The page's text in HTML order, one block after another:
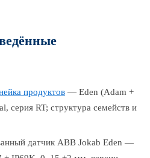
продуктов — Eden (Adam +
серия RT; структура семейств и
датчик ABB Jokab Eden —